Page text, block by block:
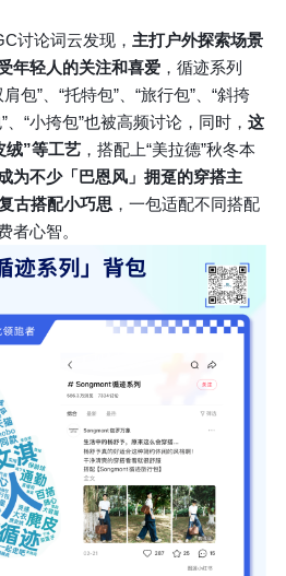
讨论词云发现， 主打户外探索场景
年轻人的关注和喜爱，循迹系列
包”、“托特包”、“旅行包”、“斜挎
、“小挎包”也被高频讨论，同时， 这
绒”等工艺，搭配上“美拉德”秋冬本
为不少「巴恩风」拥趸的穿搭主
古搭配小巧思 ，一包适配不同搭配
者心智。